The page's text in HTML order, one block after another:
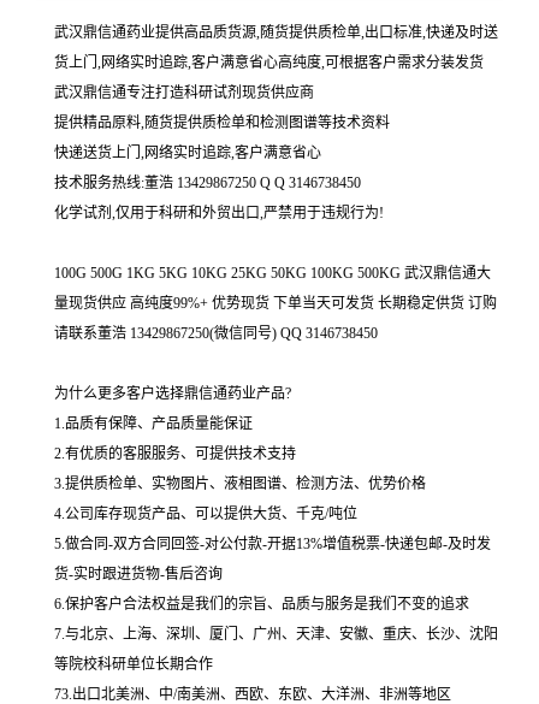
武汉鼎信通药业提供高品质货源,随货提供质检单,出口标准,快递及时送
货上门,网络实时追踪,客户满意省心高纯度,可根据客户需求分装发货
武汉鼎信通专注打造科研试剂现货供应商
提供精品原料,随货提供质检单和检测图谱等技术资料
快递送货上门,网络实时追踪,客户满意省心
技术服务热线:董浩 13429867250 Q Q 3146738450
化学试剂,仅用于科研和外贸出口,严禁用于违规行为!
100G 500G 1KG 5KG 10KG 25KG 50KG 100KG 500KG 武汉鼎信通大
量现货供应 高纯度99%+ 优势现货 下单当天可发货 长期稳定供货 订购
请联系董浩 13429867250(微信同号) QQ 3146738450
为什么更多客户选择鼎信通药业产品?
1.品质有保障、产品质量能保证
2.有优质的客服服务、可提供技术支持
3.提供质检单、实物图片、液相图谱、检测方法、优势价格
4.公司库存现货产品、可以提供大货、千克/吨位
5.做合同-双方合同回签-对公付款-开据13%增值税票-快递包邮-及时发
货-实时跟进货物-售后咨询
6.保护客户合法权益是我们的宗旨、品质与服务是我们不变的追求
7.与北京、上海、深圳、厦门、广州、天津、安徽、重庆、长沙、沈阳
等院校科研单位长期合作
73.出口北美洲、中/南美洲、西欧、东欧、大洋洲、非洲等地区